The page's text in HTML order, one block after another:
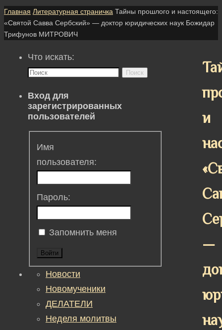
Главная Литературная страничка Тайны прошлого и настоящего:
«Святой Савва Сербский» — доктор юридических наук Божидар
Трифунов МИТРОВИЧ
и
—
Что искать:
Поиск
Вход для
зарегистрированных
пользователей
Имя
пользователя:
Пароль:
Запомнить меня
Войти
Новости
Новомученики
ДЕЛАТЕЛИ
Неделя молитвы